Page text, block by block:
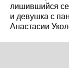
лишившийся
и девушка с
Анастасии